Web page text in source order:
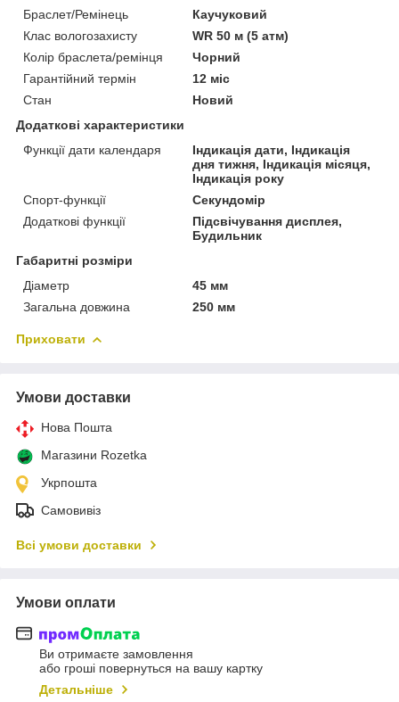
Браслет/Ремінець
Каучуковий
Клас вологозахисту
WR 50 м (5 атм)
Колір браслета/ремінця
Чорний
Гарантійний термін
12 міс
Стан
Новий
Додаткові характеристики
Функції дати календаря
Індикація дати, Індикація
дня тижня, Індикація місяця,
Індикація року
Спорт-функції
Секундомір
Додаткові функції
Підсвічування дисплея,
Будильник
Габаритні розміри
Діаметр
45 мм
Загальна довжина
250 мм
Приховати
Умови доставки
Нова Пошта
Магазини Rozetka
Укрпошта
Самовивіз
Всі умови доставки
Умови оплати
Ви отримаєте замовлення
або гроші повернуться на вашу картку
Детальніше